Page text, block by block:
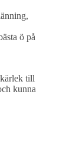
ö på
till
kunna